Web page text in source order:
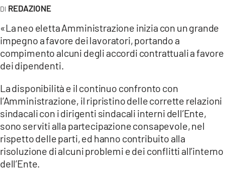
LACPLAY.IT
LACTV.IT
LACONAIR.IT
ILREGGINO.IT
COSENZACHANNEL.IT
ILVIBONESE.IT
CATANZAROCHANNEL.IT
REDAZIONE
«La neo eletta Amministrazione inizia con un grande
impegno a favore dei lavoratori, portando a
compimento alcuni degli accordi contrattuali a favore
dei dipendenti.
La disponibilità e il continuo confronto con
l’Amministrazione, il ripristino delle corrette relazioni
sindacali con i dirigenti sindacali interni dell’Ente,
sono serviti alla partecipazione consapevole, nel
rispetto delle parti, ed hanno contribuito alla
risoluzione di alcuni problemi e dei conflitti all’interno
dell’Ente.